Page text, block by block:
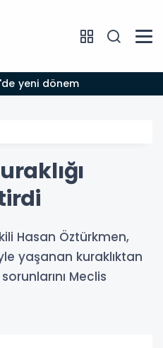
yeni dönem
Hasan Öztürkmen,
yaşanan kuraklıktan
Meclis